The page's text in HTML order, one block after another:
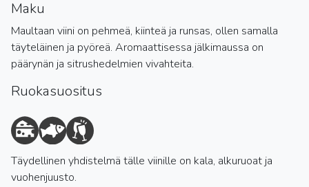
Maku
Maultaan viini on pehmeä, kiinteä ja runsas, ollen samalla
täyteläinen ja pyöreä. Aromaattisessa jälkimaussa on
päärynän ja sitrushedelmien vivahteita.
Ruokasuositus
Täydellinen yhdistelmä tälle viinille on kala, alkuruoat ja
vuohenjuusto.